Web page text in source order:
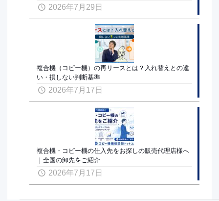
2026年7月29日
複合機（コピー機）の再リースとは？入れ替えとの違
い・損しない判断基準
2026年7月17日
複合機・コピー機の仕入先をお探しの販売代理店様へ
｜全国の卸先をご紹介
2026年7月17日